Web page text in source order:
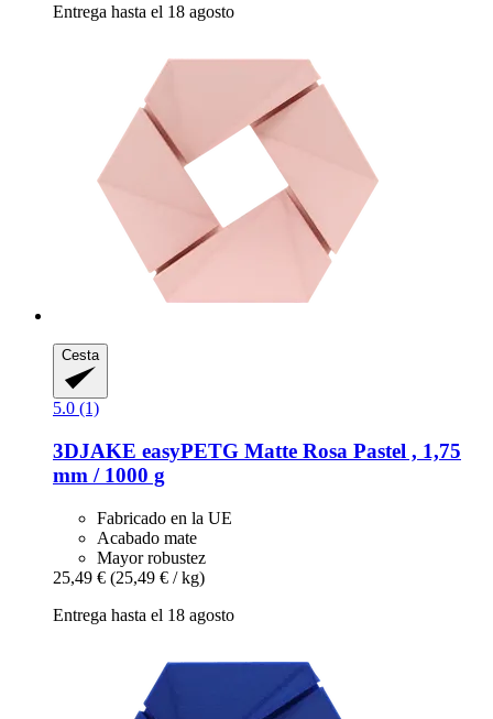
Entrega hasta el 18 agosto
Cesta
5.0 (1)
3DJAKE easyPETG Matte Rosa Pastel , 1,75
mm / 1000 g
Fabricado en la UE
Acabado mate
Mayor robustez
25,49 € (25,49 € / kg)
Entrega hasta el 18 agosto